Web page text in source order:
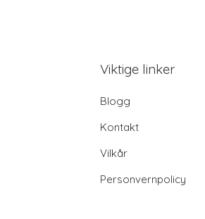
Viktige linker
Blogg
Kontakt
Vilkår
Personvernpolicy